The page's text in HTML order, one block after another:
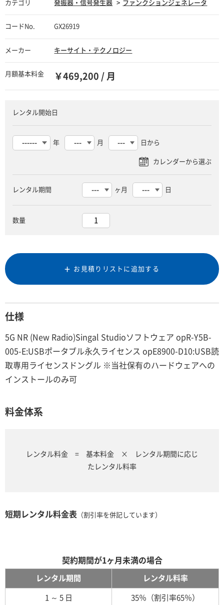
カテゴリ 発振器・信号発生器 ファンクションジェネレータ
コードNo. GX26919
メーカー キーサイト・テクノロジー
月額基本料金 ￥469,200 / 月
レンタル開始日
年 月 日から
レンタル期間 ヶ月 日
数量
お見積りリストに追加する
仕様
5G NR (New Radio)Singal Studioソフトウェア opR-Y5B-
005-E:USBポータブル永久ライセンス opE8900-D10:USB読
取専用ライセンスドングル ※当社保有のハードウェアへの
インストールのみ可
料金体系
レンタル料金 = 基本料金 × レンタル期間に応じ
たレンタル料率
短期レンタル料金表 （割引率を併記しています）
契約期間が1ヶ月未満の場合
レンタル期間 レンタル料率
1 ～ 5 日 35％（割引率65％）